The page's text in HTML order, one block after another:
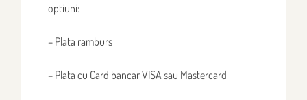
optiuni:
– Plata ramburs
– Plata cu Card bancar VISA sau Mastercard